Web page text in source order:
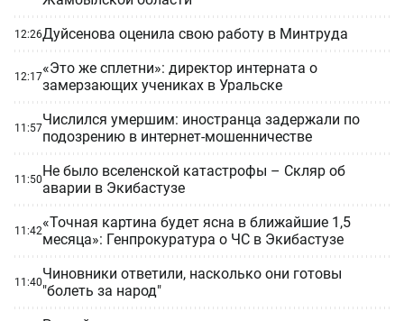
12:26Дуйсенова оценила свою работу в Минтруда
12:17«Это же сплетни»: директор интерната о
замерзающих учениках в Уральске
11:57Числился умершим: иностранца задержали по
подозрению в интернет-мошенничестве
11:50Не было вселенской катастрофы – Скляр об
аварии в Экибастузе
11:42«Точная картина будет ясна в ближайшие 1,5
месяца»: Генпрокуратура о ЧС в Экибастузе
11:40Чиновники ответили, насколько они готовы
"болеть за народ"